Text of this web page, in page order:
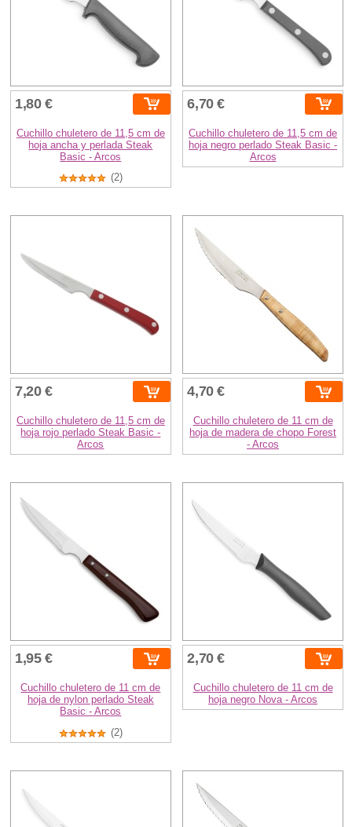
1,80 €
Cuchillo chuletero de 11,5 cm de
hoja ancha y perlada Steak
Basic - Arcos
(2)
6,70 €
Cuchillo chuletero de 11,5 cm de
hoja negro perlado Steak Basic -
Arcos
7,20 €
Cuchillo chuletero de 11,5 cm de
hoja rojo perlado Steak Basic -
Arcos
4,70 €
Cuchillo chuletero de 11 cm de
hoja de madera de chopo Forest
- Arcos
1,95 €
Cuchillo chuletero de 11 cm de
hoja de nylon perlado Steak
Basic - Arcos
(2)
2,70 €
Cuchillo chuletero de 11 cm de
hoja negro Nova - Arcos